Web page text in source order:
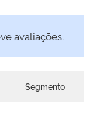
avaliações.
Segmento